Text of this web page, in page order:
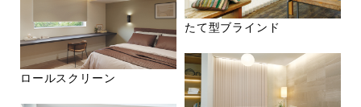
ロールスクリーン
たて型ブラインド